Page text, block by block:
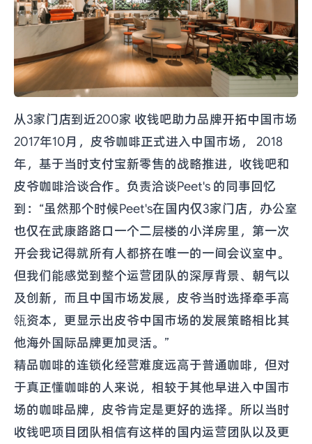
从3家门店到近200家 收钱吧助力品牌开拓中国市场
2017年10月，皮爷咖啡正式进入中国市场， 2018
年，基于当时支付宝新零售的战略推进，收钱吧和
皮爷咖啡洽谈合作。负责洽谈Peet's 的同事回忆
到：“虽然那个时候Peet's在国内仅3家门店，办公室
也仅在武康路路口一个二层楼的小洋房里，第一次
开会我记得就所有人都挤在唯一的一间会议室中。
但我们能感觉到整个运营团队的深厚背景、朝气以
及创新，而且中国市场发展，皮爷当时选择牵手高
瓴资本，更显示出皮爷中国市场的发展策略相比其
他海外国际品牌更加灵活。”
精品咖啡的连锁化经营难度远高于普通咖啡，但对
于真正懂咖啡的人来说，相较于其他早进入中国市
场的咖啡品牌，皮爷肯定是更好的选择。所以当时
收钱吧项目团队相信有这样的国内运营团队以及更